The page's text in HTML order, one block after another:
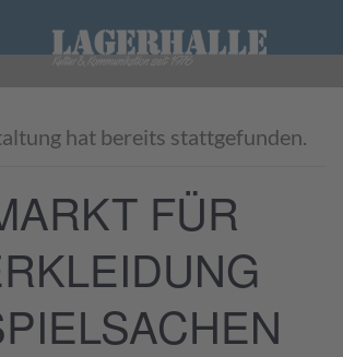
hat bereits stattgefunden.
FÜR